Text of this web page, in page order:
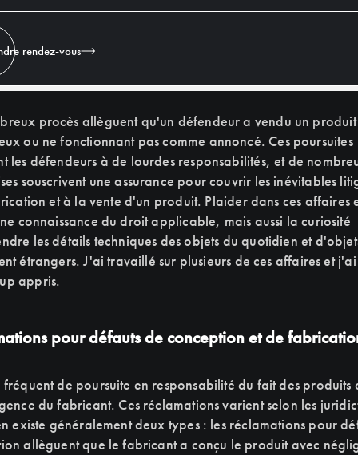
procès allèguent qu'un défendeur a vendu un produit
ou ne fonctionnant pas comme annoncé. Ces poursuites
les défendeurs à de lourdes responsabilités, et de
souscrivent une assurance pour couvrir les inévitables
et à la vente d'un produit. Plaider dans ces affaires
connaissance du droit applicable, mais aussi la curiosité
les détails techniques des objets du quotidien et
étrangers. J'ai travaillé sur plusieurs de ces affaires et j'ai
appris.
pour défauts de conception et de
de poursuite en responsabilité du fait des produits
du fabricant. Ces réclamations varient selon les
existe généralement deux types : les réclamations pour
allèguent que le fabricant a conçu le produit avec
2
rendez-vous